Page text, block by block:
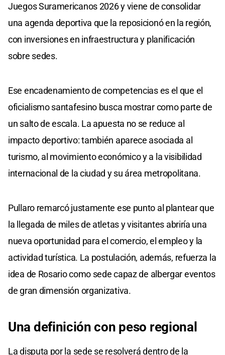
Juegos Suramericanos 2026 y viene de consolidar
una agenda deportiva que la reposicionó en la región,
con inversiones en infraestructura y planificación
sobre sedes.
Ese encadenamiento de competencias es el que el
oficialismo santafesino busca mostrar como parte de
un salto de escala. La apuesta no se reduce al
impacto deportivo: también aparece asociada al
turismo, al movimiento económico y a la visibilidad
internacional de la ciudad y su área metropolitana.
Pullaro remarcó justamente ese punto al plantear que
la llegada de miles de atletas y visitantes abriría una
nueva oportunidad para el comercio, el empleo y la
actividad turística. La postulación, además, refuerza la
idea de Rosario como sede capaz de albergar eventos
de gran dimensión organizativa.
Una definición con peso regional
La disputa por la sede se resolverá dentro de la